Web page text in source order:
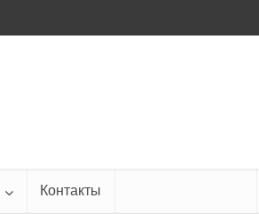
Контакты